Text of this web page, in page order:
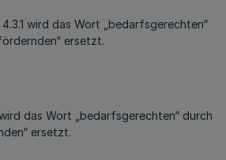
wird das Wort „bedarfsgerechten“
ersetzt.
das Wort „bedarfsgerechten“ durch
ersetzt.